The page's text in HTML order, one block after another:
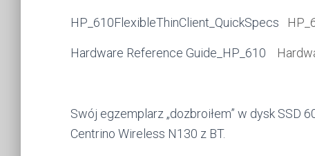
HP_610FlexibleThinClient_QuickSpecs
Hardware Reference Guide_HP_610
Swój egzemplarz „dozbroiłem” w dysk SSD
Centrino Wireless N130 z BT.